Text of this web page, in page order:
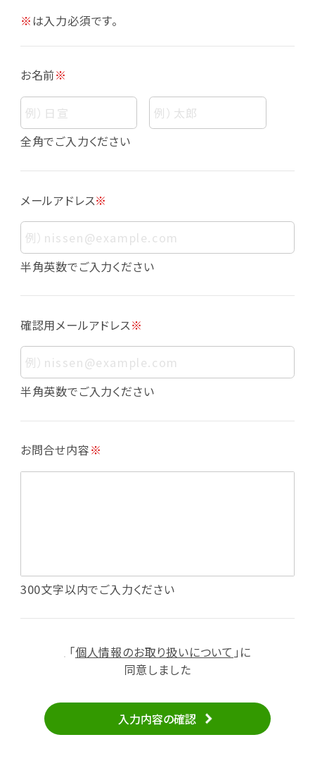
個人情報
個人情報とは、お客様個人に関する情報であっ
て、当該情報を構成する氏名、住所、電話番号、
す。また、その情報のみでは識別できない場合で
も、他の情報と容易に照合することで、結果的に
お客様個人を識別できるものも個人情報に含ま
れます。
個人情報の利用目的について
下の通りであり、これらの目的達成の範囲を超
えてお客様の個人情報を利用することはありま
せん。
・会員登録者の個人認証
・会員ポイントプログラムの運営
・メールマガジンの配信
・本サービスに関する規約等の変更の通知
・投稿したクチコミ情報、写真の本サービスへの
・メールマガジン、お知らせ、広告等の配信
（2）ユーザーからのお問い合わせへの対応
せの内容確認、返答
・当サービスの品質改善
※は入力必須です。
お名前※
全角でご入力ください
メールアドレス※
半角英数でご入力ください
確認用メールアドレス※
半角英数でご入力ください
お問合せ内容※
300文字以内でご入力ください
「個人情報のお取り扱いについて 」に
同意しました
入力内容の確認